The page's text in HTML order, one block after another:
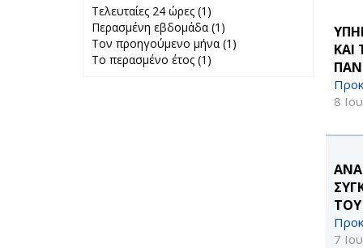
8
ΤΟΥ
7
Τελευταίες 24 ώρες (1)
24 ώρες filter
Περασμένη εβδομάδα (1)
Περασμένη
Τον προηγούμενο μήνα (1)
Το περασμένο έτος (1)